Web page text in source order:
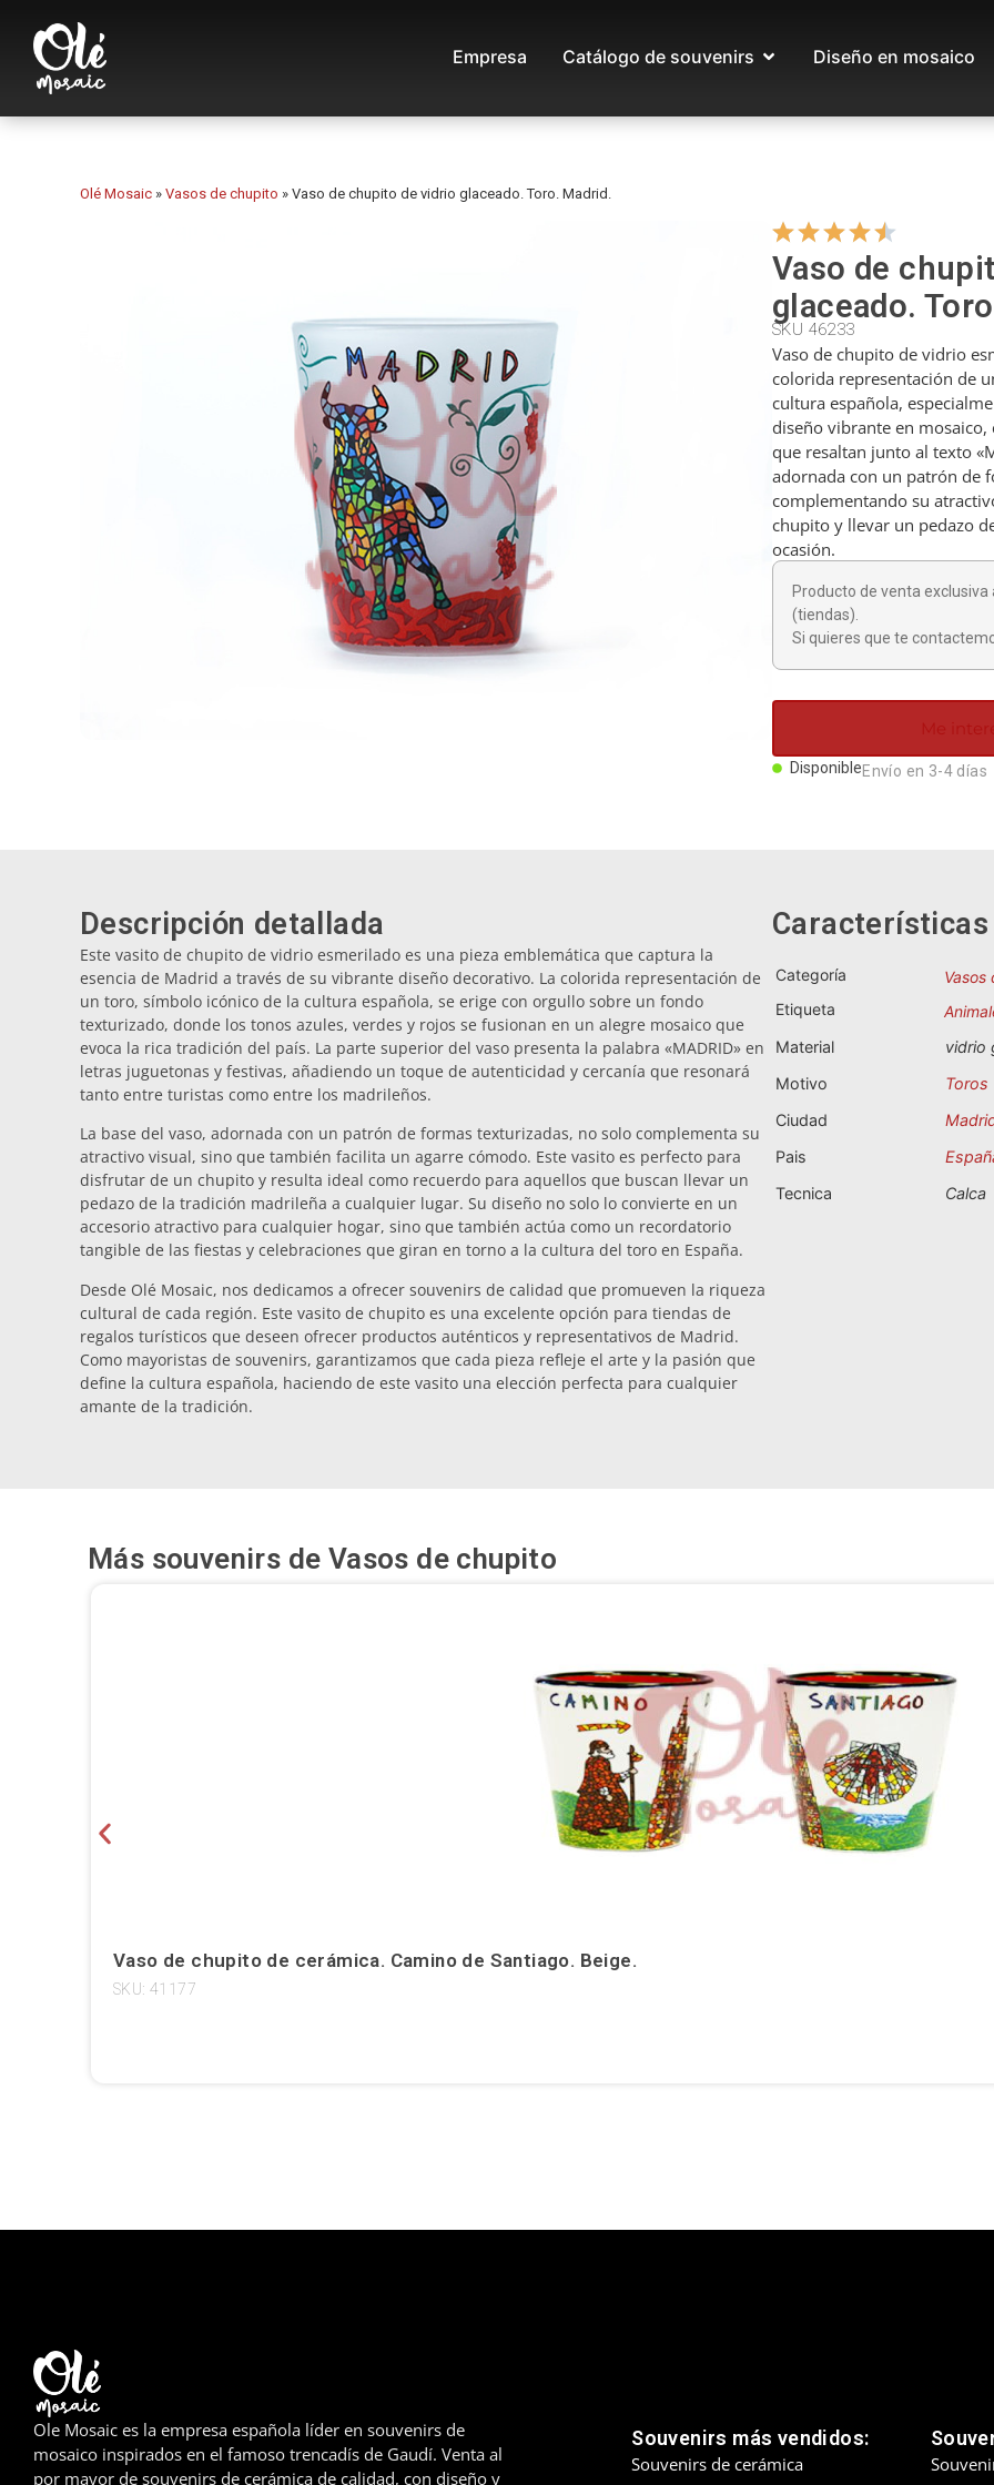
Empresa Catálogo de souvenirs Diseño en mosaico
Olé Mosaic » Vasos de chupito » Vaso de chupito de vidrio glaceado. Toro. Madrid.
Vaso de
glaceado.
SKU 46233
Vaso de chupito de vidrio
colorida representación de
cultura española,
diseño vibrante en
que resaltan junto al texto
adornada con un patrón de
complementando su
chupito y llevar un pedazo
ocasión.
Producto de venta exclusiva
(tiendas).
Si quieres que te
Me
DisponibleEnvío en 3-4 días
Descripción detallada
Este vasito de chupito de vidrio esmerilado es una pieza emblemática que captura la
esencia de Madrid a través de su vibrante diseño decorativo. La colorida representación de
un toro, símbolo icónico de la cultura española, se erige con orgullo sobre un fondo
texturizado, donde los tonos azules, verdes y rojos se fusionan en un alegre mosaico que
evoca la rica tradición del país. La parte superior del vaso presenta la palabra «MADRID» en
letras juguetonas y festivas, añadiendo un toque de autenticidad y cercanía que resonará
tanto entre turistas como entre los madrileños.
La base del vaso, adornada con un patrón de formas texturizadas, no solo complementa su
atractivo visual, sino que también facilita un agarre cómodo. Este vasito es perfecto para
disfrutar de un chupito y resulta ideal como recuerdo para aquellos que buscan llevar un
pedazo de la tradición madrileña a cualquier lugar. Su diseño no solo lo convierte en un
accesorio atractivo para cualquier hogar, sino que también actúa como un recordatorio
tangible de las fiestas y celebraciones que giran en torno a la cultura del toro en España.
Desde Olé Mosaic, nos dedicamos a ofrecer souvenirs de calidad que promueven la riqueza
cultural de cada región. Este vasito de chupito es una excelente opción para tiendas de
regalos turísticos que deseen ofrecer productos auténticos y representativos de Madrid.
Como mayoristas de souvenirs, garantizamos que cada pieza refleje el arte y la pasión que
define la cultura española, haciendo de este vasito una elección perfecta para cualquier
amante de la tradición.
Características
Categoría
Vasos
Etiqueta
Material
vidrio
Motivo
Toros
Ciudad
Pais
Tecnica
Calca
Más souvenirs de Vasos de chupito
Vaso de chupito de cerámica. Camino de Santiago. Beige.
SKU: 41177
Ole Mosaic es la empresa española líder en souvenirs de
mosaico inspirados en el famoso trencadís de Gaudí. Venta al
por mayor de souvenirs de cerámica de calidad, con diseño y
Souvenirs más vendidos:
Souvenirs de cerámica